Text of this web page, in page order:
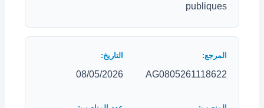
publiques
AG0805261118622
08/05/2026